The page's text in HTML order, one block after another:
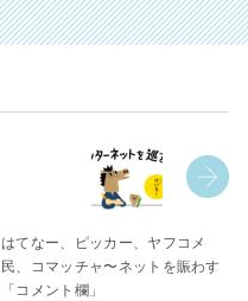
はてなー、ピッカー、ヤフコメ
民、コマッチャ〜ネットを賑わす
「コメント欄」